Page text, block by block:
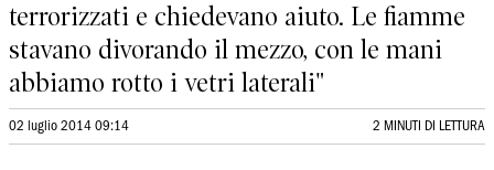
terrorizzati e chiedevano aiuto. Le fiamme
stavano divorando il mezzo, con le mani
abbiamo rotto i vetri laterali"
02 luglio 2014 09:14 2 MINUTI DI LETTURA